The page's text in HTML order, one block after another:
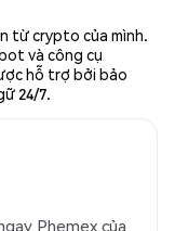
từ crypto của mình.
và công cụ
hỗ trợ bởi bảo
24/7.
Phemex của